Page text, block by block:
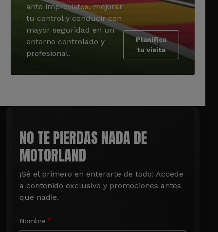
ante imprevistos, mejorar
tu control y conducir con
mayor seguridad en un
entorno controlado y
profesional.
Planifica
tu visita
NO TE PIERDAS NADA DE
MOTORLAND
¡Sé el primero en enterarte de todo! Accede
a contenido exclusivo y promociones antes
que nadie.
Nombre